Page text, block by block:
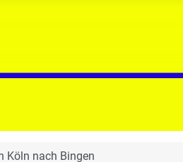
Köln nach Bingen